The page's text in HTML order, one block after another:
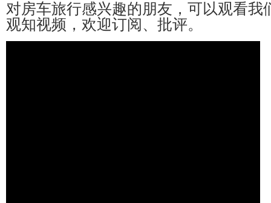
对房车旅行感兴趣的朋友，可以观看我
观知视频，欢迎订阅、批评。